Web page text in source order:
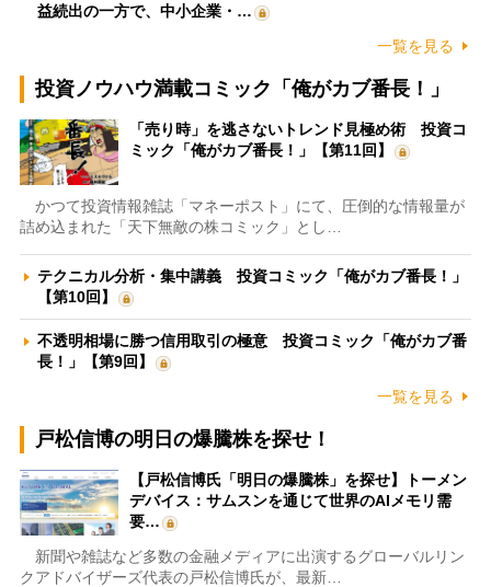
益続出の一方で、中小企業・…
一覧を見る
投資ノウハウ満載コミック「俺がカブ番長！」
「売り時」を逃さないトレンド見極め術 投資コ
ミック「俺がカブ番長！」【第11回】
かつて投資情報雑誌「マネーポスト」にて、圧倒的な情報量が
詰め込まれた「天下無敵の株コミック」とし…
テクニカル分析・集中講義 投資コミック「俺がカブ番長！」
【第10回】
不透明相場に勝つ信用取引の極意 投資コミック「俺がカブ番
長！」【第9回】
一覧を見る
戸松信博の明日の爆騰株を探せ！
【戸松信博氏「明日の爆騰株」を探せ】トーメン
デバイス：サムスンを通じて世界のAIメモリ需
要…
新聞や雑誌など多数の金融メディアに出演するグローバルリン
クアドバイザーズ代表の戸松信博氏が、最新…